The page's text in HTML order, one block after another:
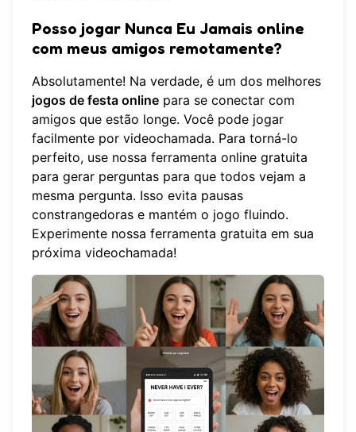
Posso jogar Nunca Eu Jamais online
com meus amigos remotamente?
Absolutamente! Na verdade, é um dos melhores
jogos de festa online para se conectar com
amigos que estão longe. Você pode jogar
facilmente por videochamada. Para torná-lo
perfeito, use nossa ferramenta online gratuita
para gerar perguntas para que todos vejam a
mesma pergunta. Isso evita pausas
constrangedoras e mantém o jogo fluindo.
Experimente nossa ferramenta gratuita em sua
próxima videochamada!